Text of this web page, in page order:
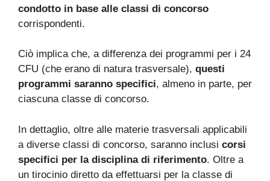
condotto in base alle classi di concorso
corrispondenti.
Ciò implica che, a differenza dei programmi per i 24
CFU (che erano di natura trasversale), questi
programmi saranno specifici, almeno in parte, per
ciascuna classe di concorso.
In dettaglio, oltre alle materie trasversali applicabili
a diverse classi di concorso, saranno inclusi corsi
specifici per la disciplina di riferimento. Oltre a
un tirocinio diretto da effettuarsi per la classe di